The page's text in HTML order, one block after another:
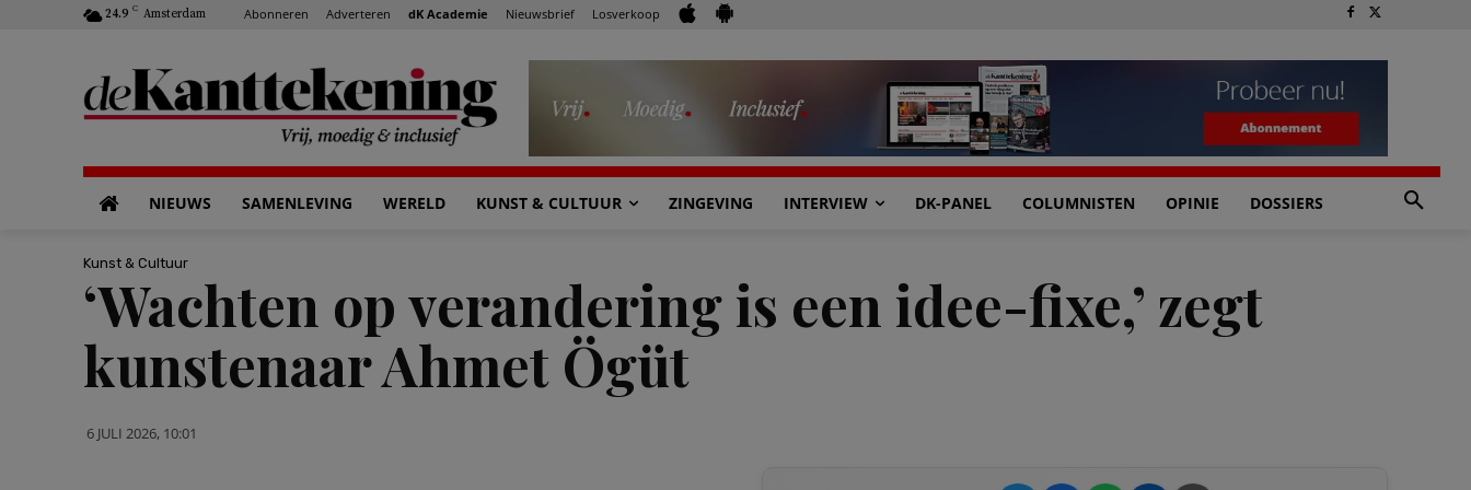
24.9 C Amsterdam Abonneren Adverteren dK Academie Nieuwsbrief Losverkoop
NIEUWS SAMENLEVING WERELD KUNST & CULTUUR ZINGEVING INTERVIEW DK-PANEL COLUMNISTEN OPINIE DOSSIERS
Kunst & Cultuur
‘Wachten op verandering is een idee-fixe,’ zegt
kunstenaar Ahmet Ögüt
6 JULI 2026, 10:01